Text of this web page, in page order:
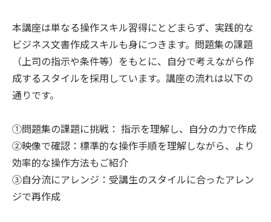
本講座は単なる操作スキル習得にとどまらず、実践的な
ビジネス文書作成スキルも身につきます。問題集の課題
（上司の指示や条件等）をもとに、自分で考えながら作
成するスタイルを採用しています。講座の流れは以下の
通りです。
①問題集の課題に挑戦： 指示を理解し、自分の力で作成
②映像で確認：標準的な操作手順を理解しながら、より
効率的な操作方法もご紹介
③自分流にアレンジ：受講生のスタイルに合ったアレン
ジで再作成